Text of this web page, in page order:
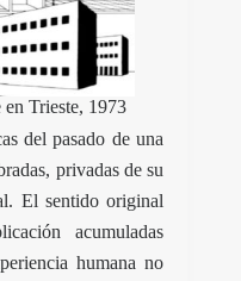
Trieste, 1973
del pasado de una
privadas de su
El sentido original
acumuladas
humana no